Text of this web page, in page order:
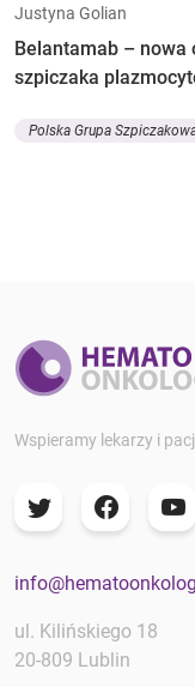
Justyna Golian
Belantamab –
szpiczaka
Polska Grupa
Wspieramy lekarzy i
ul. Kilińskiego 18
20-809 Lublin